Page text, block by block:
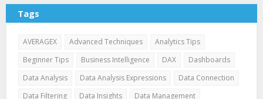
Tags
AVERAGEX Advanced Techniques
Analytics Tips
Beginner Tips
Business Intelligence DAX
Dashboards
Data Analysis
Data Analysis Expressions
Data Connection
Data Filtering
Data Insights
Data Management